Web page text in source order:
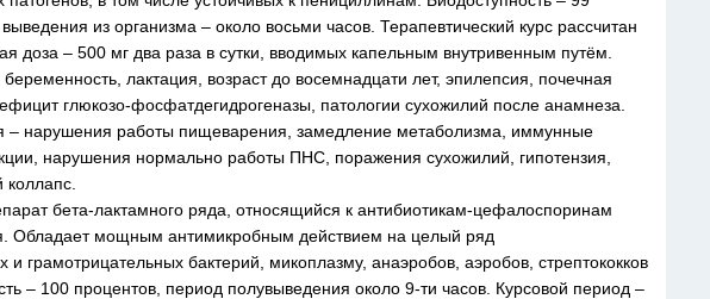
из организма – около восьми часов. Терапевтический курс рассчитан
доза – 500 мг два раза в сутки, вводимых капельным внутривенным путём.
лактация, возраст до восемнадцати лет, эпилепсия, почечная
глюкозо-фосфатдегидрогеназы, патологии сухожилий после анамнеза.
– нарушения работы пищеварения, замедление метаболизма, иммунные
нарушения нормально работы ПНС, поражения сухожилий, гипотензия,
коллапс.
бета-лактамного ряда, относящийся к антибиотикам-цефалоспоринам
Обладает мощным антимикробным действием на целый ряд
и грамотрицательных бактерий, микоплазму, анаэробов, аэробов, стрептококков
– 100 процентов, период полувыведения около 9-ти часов. Курсовой период –